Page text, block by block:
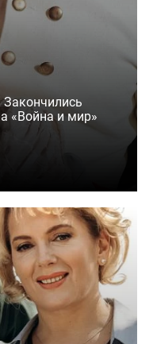
«Война и мир»